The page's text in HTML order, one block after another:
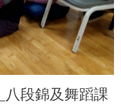
段錦及舞蹈課